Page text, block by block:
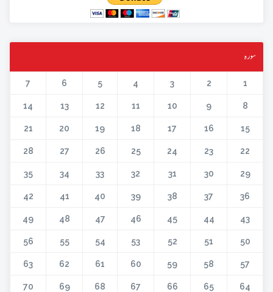
سورہ
1
2
3
4
5
6
7
8
9
10
11
12
13
14
15
16
17
18
19
20
21
22
23
24
25
26
27
28
29
30
31
32
33
34
35
36
37
38
39
40
41
42
43
44
45
46
47
48
49
50
51
52
53
54
55
56
57
58
59
60
61
62
63
64
65
66
67
68
69
70